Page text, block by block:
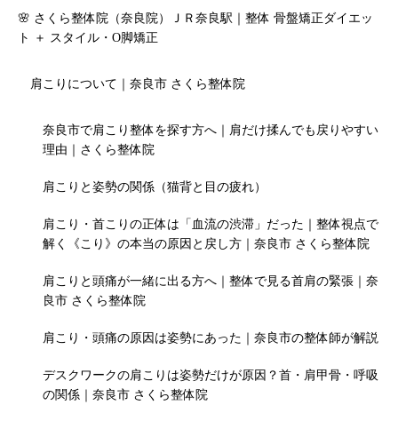
🌸 さくら整体院（奈良院）ＪＲ奈良駅｜整体 骨盤矯正ダイエッ
ト ＋ スタイル・O脚矯正
肩こりについて｜奈良市 さくら整体院
奈良市で肩こり整体を探す方へ｜肩だけ揉んでも戻りやすい
理由｜さくら整体院
肩こりと姿勢の関係（猫背と目の疲れ）
肩こり・首こりの正体は「血流の渋滞」だった｜整体視点で
解く《こり》の本当の原因と戻し方｜奈良市 さくら整体院
肩こりと頭痛が一緒に出る方へ｜整体で見る首肩の緊張｜奈
良市 さくら整体院
肩こり・頭痛の原因は姿勢にあった｜奈良市の整体師が解説
デスクワークの肩こりは姿勢だけが原因？首・肩甲骨・呼吸
の関係｜奈良市 さくら整体院